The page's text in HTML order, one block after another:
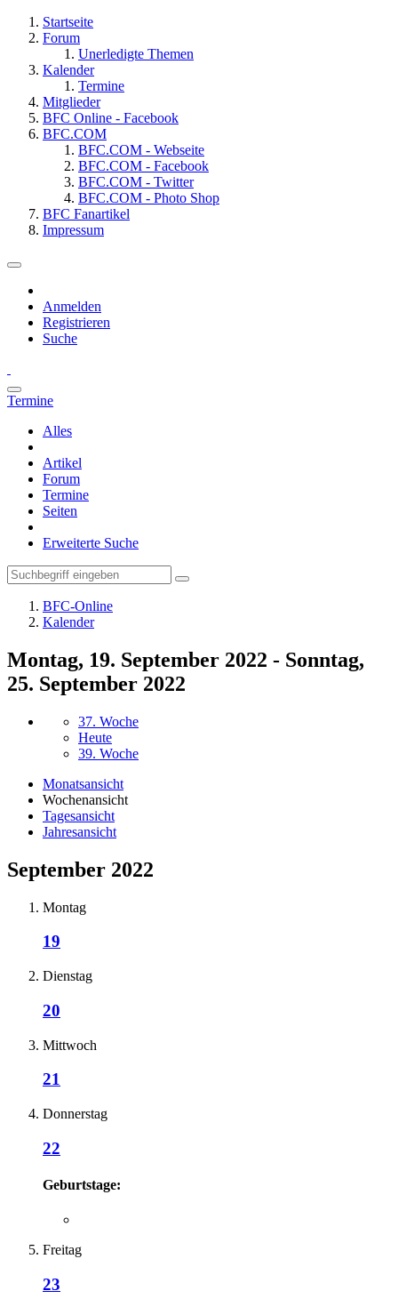
Startseite
Forum
Unerledigte Themen
Kalender
Termine
Mitglieder
BFC Online - Facebook
BFC.COM
BFC.COM - Webseite
BFC.COM - Facebook
BFC.COM - Twitter
BFC.COM - Photo Shop
BFC Fanartikel
Impressum
Anmelden
Registrieren
Suche
Termine
Alles
Artikel
Forum
Termine
Seiten
Erweiterte Suche
BFC-Online
Kalender
Montag, 19. September 2022 - Sonntag,
25. September 2022
37. Woche
Heute
39. Woche
Monatsansicht
Wochenansicht
Tagesansicht
Jahresansicht
September 2022
Montag
19
Dienstag
20
Mittwoch
21
Donnerstag
22
Geburtstage:
Freitag
23